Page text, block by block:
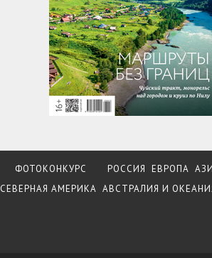
ФОТОКОНКУРС РОССИЯ ЕВРОПА
СЕВЕРНАЯ АМЕРИКА АВСТРАЛИЯ И